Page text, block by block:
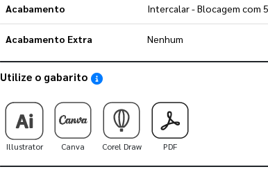
Acabamento Intercalar - Blocagem com
Acabamento Extra Nenhum
Utilize o gabarito Saiba como utilizar os nossos gabaritos
Illustrator Canva Corel Draw PDF